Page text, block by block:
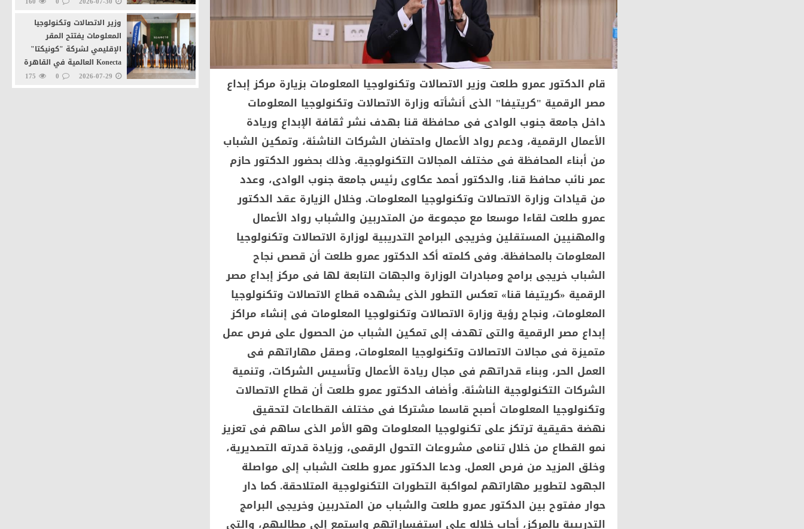
قام الدكتور عمرو طلعت وزير الاتصالات وتكنولوجيا المعلومات بزيارة مركز إبداع
مصر الرقمية "كريتيفا" الذى أنشأته وزارة الاتصالات وتكنولوجيا المعلومات
داخل جامعة جنوب الوادى فى محافظة قنا بهدف نشر ثقافة الإبداع وريادة
الأعمال الرقمية، ودعم رواد الأعمال واحتضان الشركات الناشئة، وتمكين الشباب
من أبناء المحافظة فى مختلف المجالات التكنولوجية. وذلك بحضور الدكتور حازم
عمر نائب محافظ قنا، والدكتور أحمد عكاوى رئيس جامعة جنوب الوادى، وعدد
من قيادات وزارة الاتصالات وتكنولوجيا المعلومات. وخلال الزيارة عقد الدكتور
عمرو طلعت لقاءا موسعا مع مجموعة من المتدربين والشباب رواد الأعمال
والمهنيين المستقلين وخريجى البرامج التدريبية لوزارة الاتصالات وتكنولوجيا
المعلومات بالمحافظة. وفى كلمته أكد الدكتور عمرو طلعت أن قصص نجاح
الشباب خريجى برامج ومبادرات الوزارة والجهات التابعة لها فى مركز إبداع مصر
الرقمية «كريتيفا قنا» تعكس التطور الذى يشهده قطاع الاتصالات وتكنولوجيا
المعلومات، ونجاح رؤية وزارة الاتصالات وتكنولوجيا المعلومات فى إنشاء مراكز
إبداع مصر الرقمية والتى تهدف إلى تمكين الشباب من الحصول على فرص عمل
متميزة فى مجالات الاتصالات وتكنولوجيا المعلومات، وصقل مهاراتهم فى
العمل الحر، وبناء قدراتهم فى مجال ريادة الأعمال وتأسيس الشركات، وتنمية
الشركات التكنولوجية الناشئة. وأضاف الدكتور عمرو طلعت أن قطاع الاتصالات
وتكنولوجيا المعلومات أصبح قاسما مشتركا فى مختلف القطاعات لتحقيق
نهضة حقيقية ترتكز على تكنولوجيا المعلومات وهو الأمر الذى ساهم فى تعزيز
نمو القطاع من خلال تنامى مشروعات التحول الرقمى، وزيادة قدرته التصديرية،
وخلق المزيد من فرص العمل. ودعا الدكتور عمرو طلعت الشباب إلى مواصلة
الجهود لتطوير مهاراتهم لمواكبة التطورات التكنولوجية المتلاحقة. كما دار
حوار مفتوح بين الدكتور عمرو طلعت والشباب من المتدربين وخريجى البرامج
التدريبية بالمركز، أجاب خلاله على استفساراتهم واستمع إلى مطالبهم، والتى
وزير الاتصالات وتكنولوجيا
المعلومات يفتتح المقر
الإقليمي لشركة "كونيكتا"
Konecta العالمية في القاهرة
الجديدة
2026-07-29
0
175